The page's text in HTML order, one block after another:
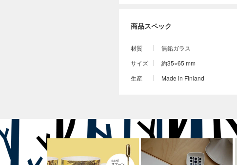
商品スペック
材質
無鉛ガラス
サイズ
約35×65 mm
生産
Made in Finland